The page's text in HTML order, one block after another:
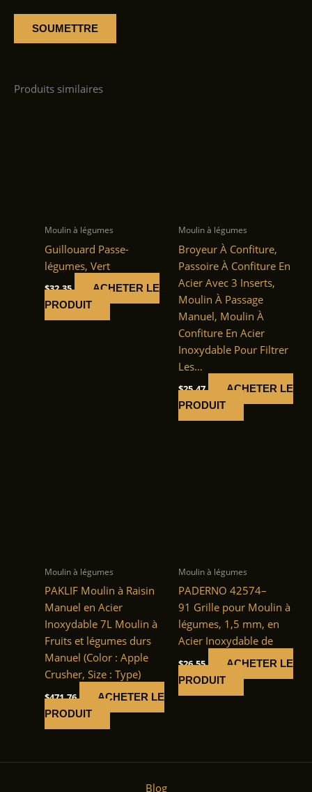
Produits similaires
Moulin à légumes
Guillouard Passe-
légumes, Vert
$32.35
ACHETER LE
PRODUIT
Moulin à légumes
Broyeur À Confiture,
Passoire À Confiture En
Acier Avec 3 Inserts,
Moulin À Passage
Manuel, Moulin À
Confiture En Acier
Inoxydable Pour Filtrer
Les…
$25.47
ACHETER LE
PRODUIT
Moulin à légumes
PAKLIF Moulin à Raisin
Manuel en Acier
Inoxydable 7L Moulin à
Fruits et légumes durs
Manuel (Color : Apple
Crusher, Size : Type)
$471.76
ACHETER LE
PRODUIT
Moulin à légumes
PADERNO 42574–
91 Grille pour Moulin à
légumes, 1,5 mm, en
Acier Inoxydable de
$26.55
ACHETER LE
PRODUIT
Blog